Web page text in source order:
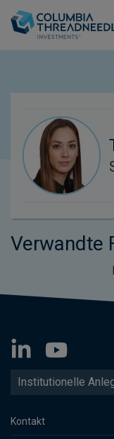
Verwandte
Institutionelle
Kontakt